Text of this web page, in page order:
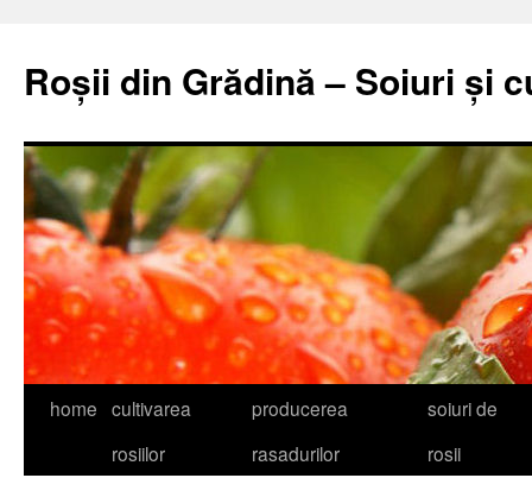
content
Roșii din Grădină – Soiuri și
home cultivarea
rosiilor
producerea
rasadurilor
soiuri de
rosii